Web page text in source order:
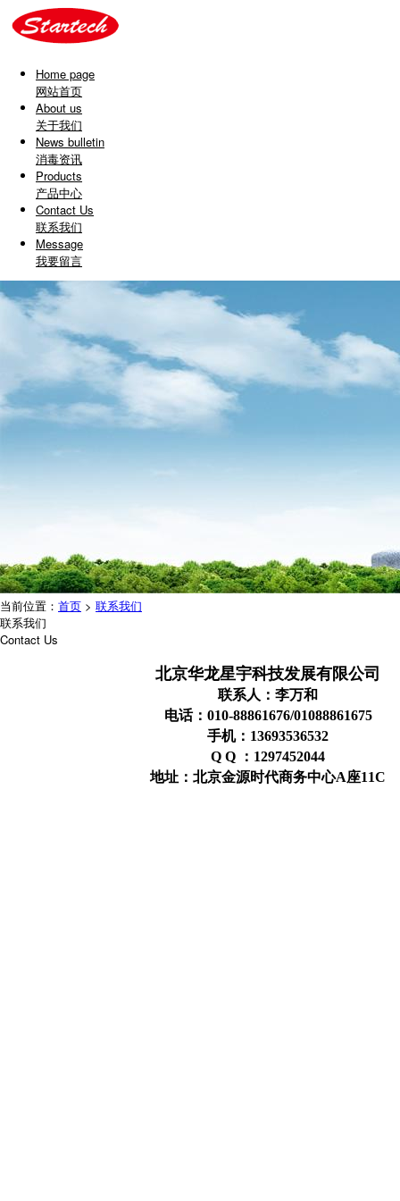
Home page
网站首页
About us
关于我们
News bulletin
消毒资讯
Products
产品中心
Contact Us
联系我们
Message
我要留言
当前位置： 首页 > 联系我们
联系我们
Contact Us
北京华龙星宇科技发展有限公司
联系人：李万和
电话：010-88861676/01088861675
手机：13693536532
Q Q ：1297452044
地址：北京金源时代商务中心A座11C